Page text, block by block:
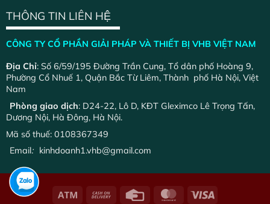
THÔNG TIN LIÊN HỆ
CÔNG TY CỔ PHẦN GIẢI PHÁP VÀ THIẾT BỊ VHB VIỆT NAM
Địa Chỉ: Số 6/59/195 Đường Trần Cung, Tổ dân phố Hoàng 9,
Phường Cổ Nhuế 1, Quận Bắc Từ Liêm, Thành phố Hà Nội, Việt
Nam
Phòng giao dịch: D24-22, Lô D, KĐT Gleximco Lê Trọng Tấn,
Dương Nội, Hà Đông, Hà Nội.
Mã số thuế: 0108367349
Email: kinhdoanh1.vhb@gmail.com